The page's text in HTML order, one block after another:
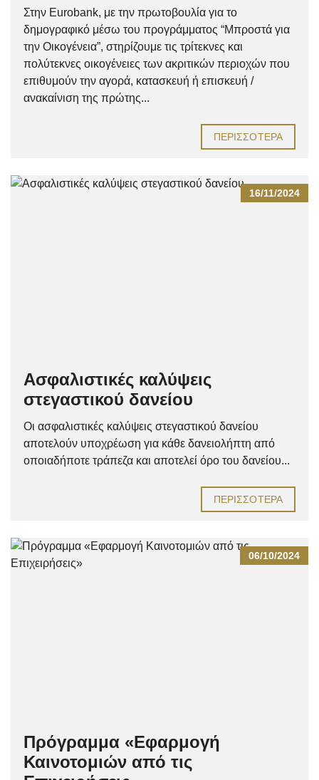
Στην Eurobank, με την πρωτοβουλία για το
δημογραφικό μέσω του προγράμματος “Μπροστά για
την Οικογένεια”, στηρίζουμε τις τρίτεκνες και
πολύτεκνες οικογένειες των ακριτικών περιοχών που
επιθυμούν την αγορά, κατασκευή ή επισκευή /
ανακαίνιση της πρώτης...
ΠΕΡΙΣΣΌΤΕΡΑ
16/11/2024
Ασφαλιστικές καλύψεις
στεγαστικού δανείου
Οι ασφαλιστικές καλύψεις στεγαστικού δανείου
αποτελούν υποχρέωση για κάθε δανειολήπτη από
οποιαδήποτε τράπεζα και αποτελεί όρο του δανείου...
ΠΕΡΙΣΣΌΤΕΡΑ
06/10/2024
Πρόγραμμα «Εφαρμογή
Καινοτομιών από τις